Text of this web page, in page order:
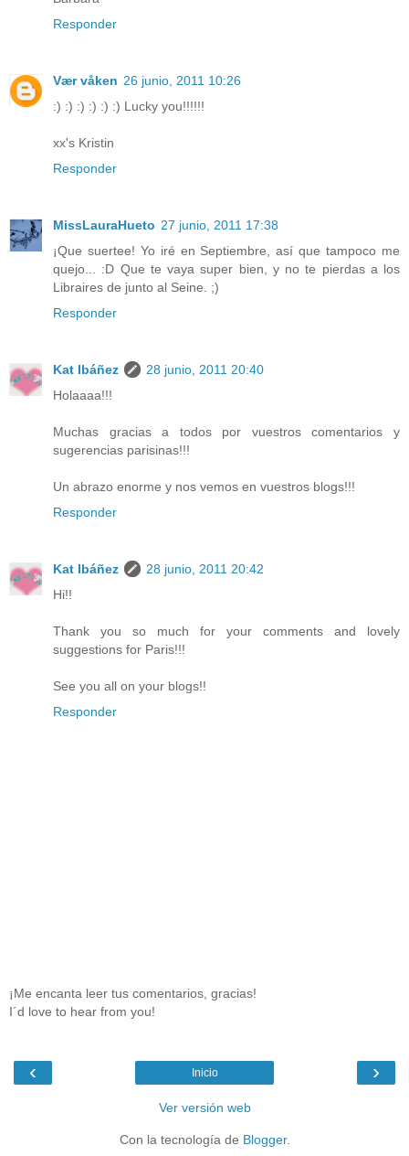
Responder
Vær våken 26 junio, 2011 10:26
:) :) :) :) :) :) Lucky you!!!!!!
xx's Kristin
Responder
MissLauraHueto 27 junio, 2011 17:38
¡Que suertee! Yo iré en Septiembre, así que tampoco me
quejo... :D Que te vaya super bien, y no te pierdas a los
Libraires de junto al Seine. ;)
Responder
Kat Ibáñez
28 junio, 2011 20:40
Holaaaa!!!
Muchas gracias a todos por vuestros comentarios y
sugerencias parisinas!!!
Un abrazo enorme y nos vemos en vuestros blogs!!!
Responder
Kat Ibáñez
28 junio, 2011 20:42
Hi!!
Thank you so much for your comments and lovely
suggestions for Paris!!!
See you all on your blogs!!
Responder
¡Me encanta leer tus comentarios, gracias!
I´d love to hear from you!
‹ ›
Inicio
Ver versión web
Con la tecnología de Blogger.